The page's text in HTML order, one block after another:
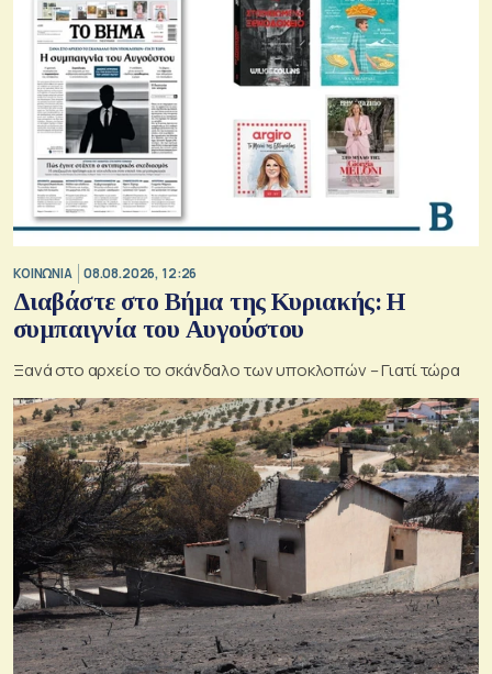
ΚΟΙΝΩΝΙΑ 08.08.2026, 12:26
Διαβάστε στο Βήμα της Κυριακής: Η
συμπαιγνία του Αυγούστου
Ξανά στο αρχείο το σκάνδαλο των υποκλοπών – Γιατί τώρα